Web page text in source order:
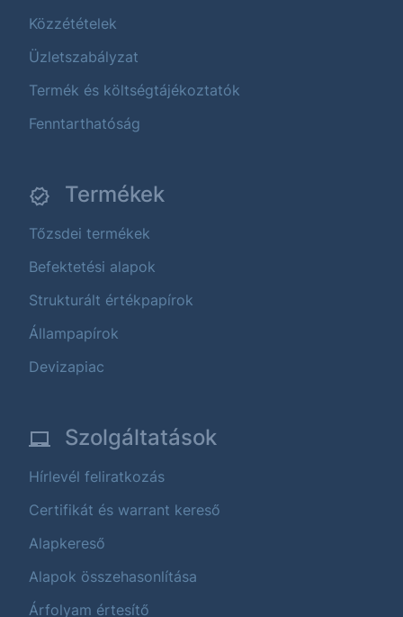
Közzétételek
Üzletszabályzat
Termék és költségtájékoztatók
Fenntarthatóság
Termékek
Tőzsdei termékek
Befektetési alapok
Strukturált értékpapírok
Állampapírok
Devizapiac
Szolgáltatások
Hírlevél feliratkozás
Certifikát és warrant kereső
Alapkereső
Alapok összehasonlítása
Árfolyam értesítő